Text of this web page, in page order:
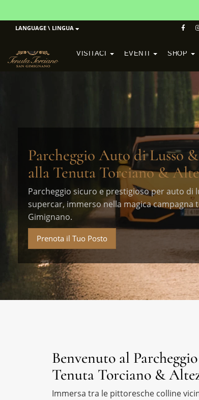
LANGUAGE \ LINGUA
VISITACI EVENTI SHOP
Parcheggio Auto di Lusso
alla Tenuta Torciano &
Parcheggio sicuro e prestigioso per auto di
supercar, immerso nella magica campagna
Gimignano.
Prenota il Tuo Posto
Benvenuto al
Tenuta Torciano &
Immersa tra le pittoresche colline